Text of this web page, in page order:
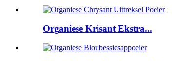
Organiese Krisant Ekstra...